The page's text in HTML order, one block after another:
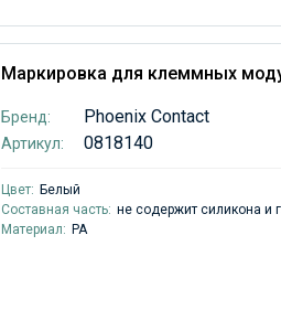
Маркировка для клеммных
Бренд: Phoenix Contact
Артикул: 0818140
Цвет: Белый
Составная часть: не содержит силикона и
Материал: PA